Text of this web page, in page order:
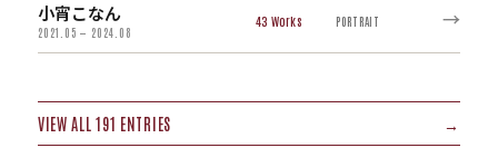
小宵こなん
2021.05 — 2024.08
43 PORTRAIT →
VIEW ALL 191 ENTRIES →